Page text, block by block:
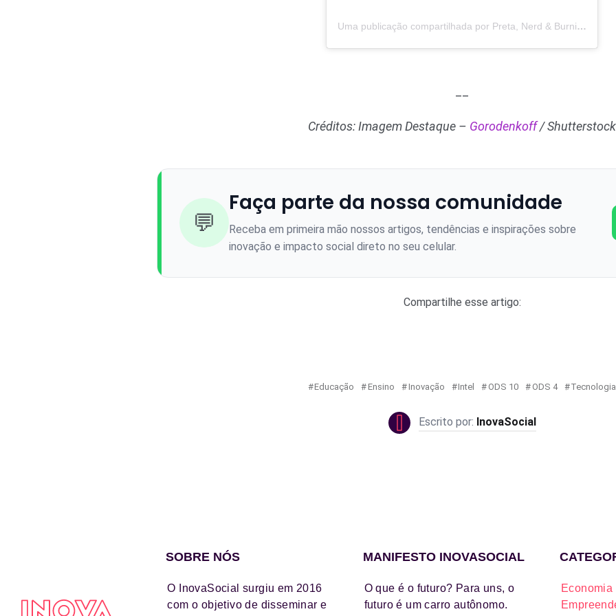
Uma publicação compartilhada por Preta, Nerd & Burning Hell (@pretaenerd)
Créditos: Imagem Destaque – Gorodenkoff/ Shutterstock
💬
Faça parte da nossa comunidade
Receba em primeira mão nossos artigos, tendências e inspirações sobre
inovação e impacto social direto no seu celular.
Compartilhe esse artigo:
Educação Ensino Inovação Intel ODS 10 ODS 4 Tecnologia
InovaSocial
SOBRE NÓS
O InovaSocial surgiu em 2016
com o objetivo de disseminar e
MANIFESTO INOVASOCIAL
O que é o futuro? Para uns, o
futuro é um carro autônomo.